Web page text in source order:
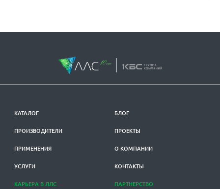
КАТАЛОГ
ПРОИЗВОДИТЕЛИ
ПРИМЕНЕНИЯ
УСЛУГИ
КАРЬЕРА В ЛЛС
БЛОГ
ПРОЕКТЫ
О КОМПАНИИ
КОНТАКТЫ
ПАРТНЕРСТВО